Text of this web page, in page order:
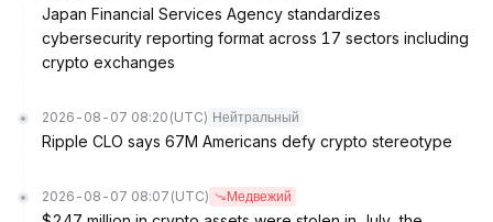
Japan Financial Services Agency standardizes
cybersecurity reporting format across 17 sectors including
crypto exchanges
2026-08-07 08:20 (UTC) Нейтральный
Ripple CLO says 67M Americans defy crypto stereotype
2026-08-07 08:07 (UTC) Медвежий